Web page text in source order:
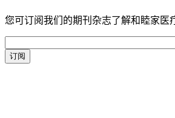
您可订阅我们的期刊杂志了解和睦家医